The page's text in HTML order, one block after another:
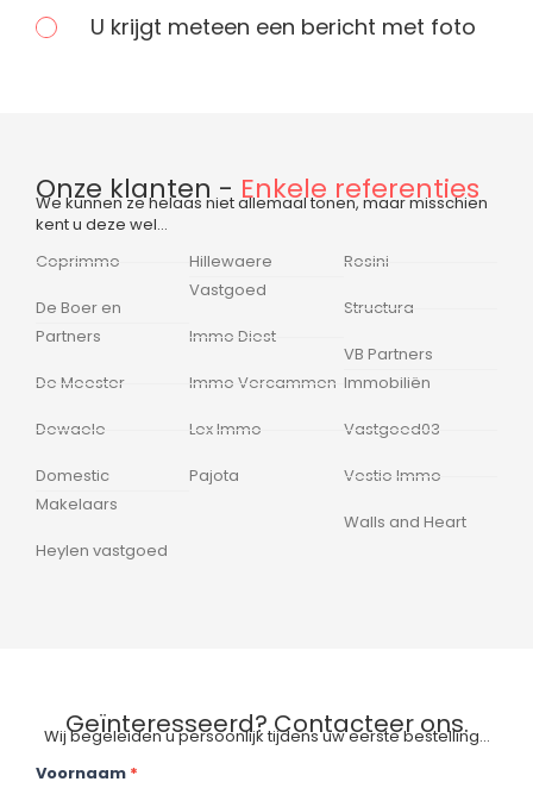
U krijgt meteen een bericht met foto
Onze klanten - Enkele referenties
We kunnen ze helaas niet allemaal tonen, maar misschien
kent u deze wel…
Coprimmo
De Boer en
Partners
De Meester
Dewaele
Domestic
Makelaars
Heylen vastgoed
Hillewaere
Vastgoed
Immo Diest
Immo Vercammen
Lex Immo
Pajota
Rosini
Structura
VB Partners
Immobiliën
Vastgoed03
Vestio Immo
Walls and Heart
Geïnteresseerd? Contacteer ons.
Wij begeleiden u persoonlijk tijdens uw eerste bestelling…
Contactformulier_single
Voornaam *